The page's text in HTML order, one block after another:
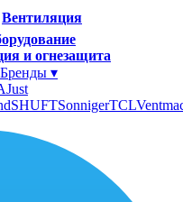
Вентиляция
и огнезащита
Бренды ▾
Just
SHUFTSonnigerTCL